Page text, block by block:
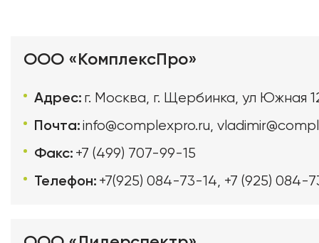
ООО «КомплексПро»
Адрес: г. Москва, г. Щербинка, ул Южная
Почта:info@complexpro.ru,
Факс: +7 (499) 707-99-15
Телефон: +7(925) 084-73-14, +7 (925) 084-